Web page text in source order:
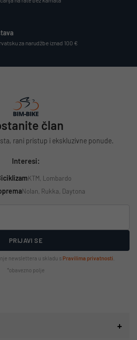
za narudžbe iznad 100 €
član
rani pristup i ekskluzivne ponude.
Interesi:
KTM, Lombardo
Nolan, Rukka, Daytona
PRIJAVI SE
newslettera u skladu s Pravilima privatnosti
*obavezno polje